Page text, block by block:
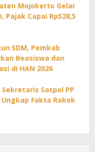
Mojokerto Gelar
Pajak Capai Rp528,5
SDM, Pemkab
Beasiswa dan
di HAN 2026
Sekretaris Satpol PP
Fakta Rokok